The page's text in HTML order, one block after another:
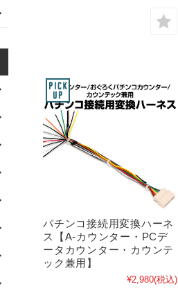
パチンコ接続用変換ハーネ
ス【A-カウンター・PCデ
ータカウンター・カウンテ
ック兼用】
¥2,980(税込)